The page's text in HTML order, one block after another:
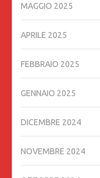
MAGGIO 2025
APRILE 2025
FEBBRAIO 2025
GENNAIO 2025
DICEMBRE 2024
NOVEMBRE 2024